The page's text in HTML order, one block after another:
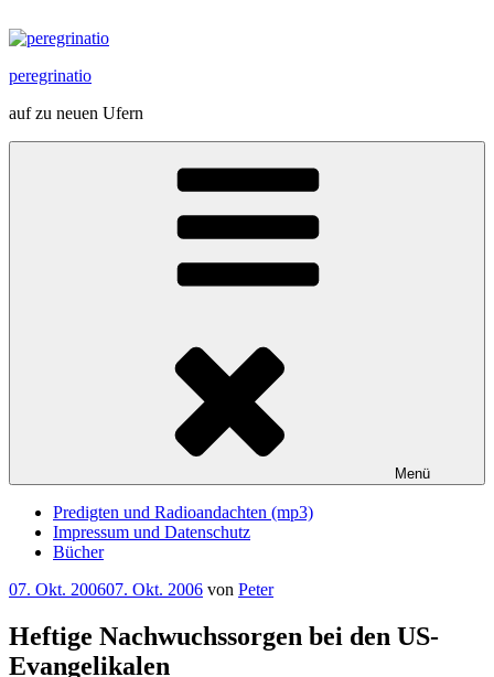
Inhalt
peregrinatio
auf zu neuen Ufern
Menü
Predigten und Radioandachten (mp3)
Impressum und Datenschutz
Bücher
Veröffentlicht
07. Okt. 200607. Okt. 2006 von Peter
Heftige Nachwuchssorgen bei den US-
Evangelikalen